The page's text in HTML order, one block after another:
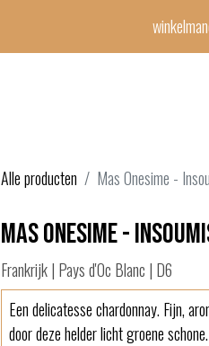
Alle producten Mas Onesime -
Mas Onesime -
Frankrijk | Pays d'Oc Blanc | D6
Een delicatesse chardonnay. Fijn,
door deze helder licht groene schone.